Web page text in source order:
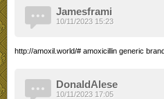
Jamesframi
http://amoxil.world/# amoxicillin generic
10/11/2023 15:23
DonaldAlese
10/11/2023 17:05